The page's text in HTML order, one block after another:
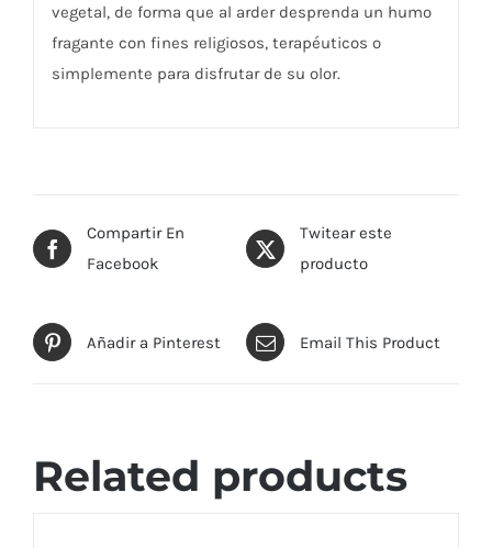
vegetal, de forma que al arder desprenda un humo
fragante con fines religiosos, terapéuticos o
simplemente para disfrutar de su olor.
Compartir En
Facebook
Twitear este
producto
Añadir a Pinterest Email This Product
Related products